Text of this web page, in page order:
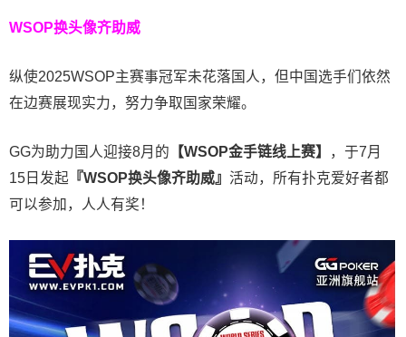
WSOP换头像齐助威
纵使2025WSOP主赛事冠军未花落国人，但中国选手们依然
在边赛展现实力，努力争取国家荣耀。
GG为助力国人迎接8月的 【WSOP金手链线上赛】
，于7月
15日发起 『WSOP换头像齐助威』 活动，所有扑克爱好者都
可以参加，人人有奖！